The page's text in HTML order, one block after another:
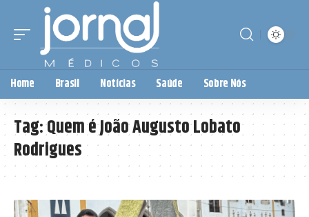
Home Brasil Notícias Saúde Sobre Nós
Tag:Quem é João Augusto Lobato
Rodrigues